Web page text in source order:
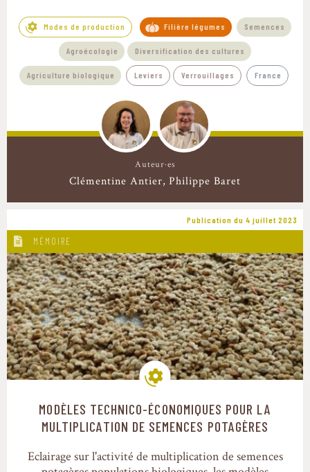
Modes de production Filière légumes Semences
Agroécologie Diversification des cultures
Agriculture biologique Leviers Verrouillages France
Auteur·es
Clémentine Antier Philippe Baret
Publication du 4 juillet 2023
MÉMOIRE
Modes de production
MODÈLES TECHNICO-ÉCONOMIQUES POUR LA
MULTIPLICATION DE SEMENCES POTAGÈRES
Eclairage sur l'activité de multiplication de semences